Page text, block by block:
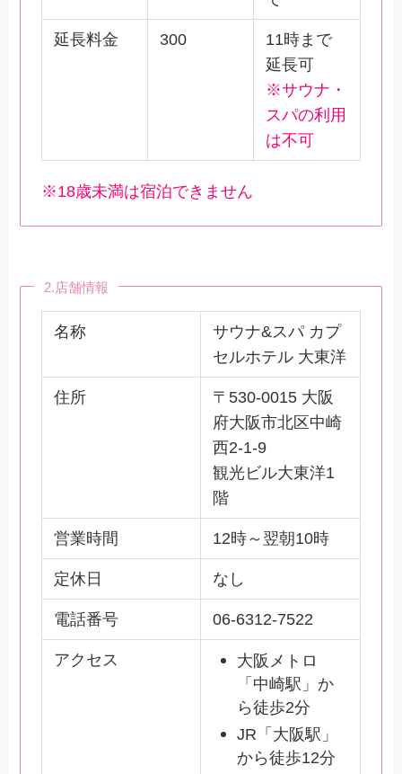
延長料金 300
11時まで
延長可
※サウナ・
スパの利用
は不可
※18歳未満は宿泊できません
2.店舗情報
名称
サウナ&スパ カプ
セルホテル 大東洋
住所
〒530-0015 大阪
府大阪市北区中崎
西2-1-9
観光ビル大東洋1
階
営業時間 12時～翌朝10時
定休日 なし
電話番号 06-6312-7522
アクセス
大阪メトロ
「中崎駅」か
ら徒歩2分
JR「大阪駅」
から徒歩12分